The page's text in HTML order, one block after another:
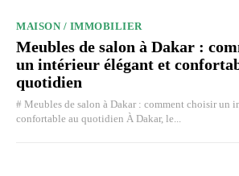
MAISON / IMMOBILIER
Meubles de salon à Dakar :
un intérieur élégant et
quotidien
# Meubles de salon à Dakar : comment choisir un
confortable au quotidien À Dakar, le...